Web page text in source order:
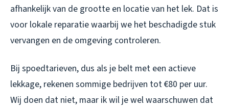
afhankelijk van de grootte en locatie van het lek. Dat is
voor lokale reparatie waarbij we het beschadigde stuk
vervangen en de omgeving controleren.
Bij spoedtarieven, dus als je belt met een actieve
lekkage, rekenen sommige bedrijven tot €80 per uur.
Wij doen dat niet, maar ik wil je wel waarschuwen dat